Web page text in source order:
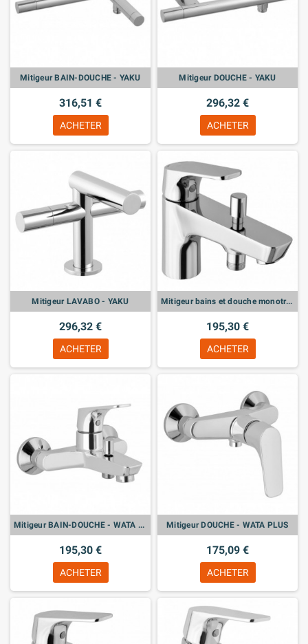
Mitigeur BAIN-DOUCHE - YAKU
316,51 €
ACHETER
Mitigeur DOUCHE - YAKU
296,32 €
ACHETER
Mitigeur LAVABO - YAKU
296,32 €
ACHETER
Mitigeur bains et douche monotrou WATA PLUS
195,30 €
ACHETER
Mitigeur BAIN-DOUCHE - WATA PLUS
195,30 €
ACHETER
Mitigeur DOUCHE - WATA PLUS
175,09 €
ACHETER